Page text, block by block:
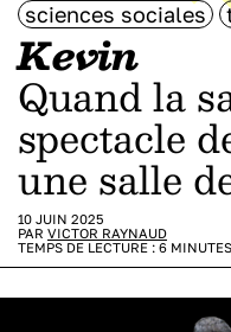
sciences sociales
Kevin
Quand la salle de
spectacle
une salle
10 JUIN 2025
PAR VICTOR RAYNAUD
TEMPS DE LECTURE : 6 MINUTES